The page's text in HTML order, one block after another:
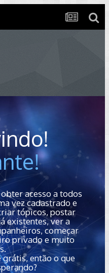
acesso a todos
vez cadastrado e
tópicos, postar
existentes, ver a
começar
privado e muito
então o que